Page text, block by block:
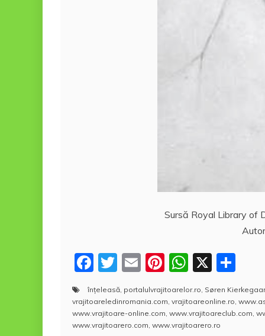
Sursă Royal Library of
F
a
c
e
T
w
itt
er
E
m
ai
l
Pi
nt
er
e
W
at
s
X
a
rt
aj
înţeleasă, portalulvrajitoarelor.ro, Søren
vrajitoareledinromania.com, vrajitoareonline.ro,
www.vrajitoare-online.com, www.vrajitoareclub.com,
www.vrajitoarero.com, www.vrajitoarero.ro